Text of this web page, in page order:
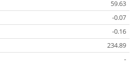
59.63
-0.07
-0.16
234.89
-